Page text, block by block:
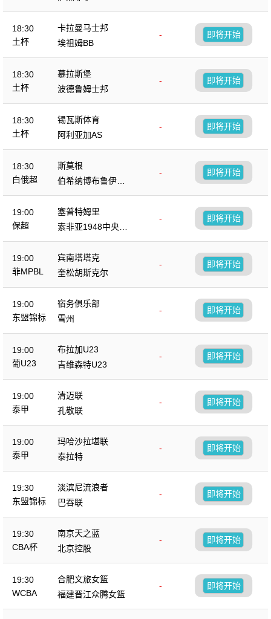
18:30
土杯
卡拉曼马士邦
-
埃祖姆BB
即将开始
18:30
土杯
慕拉斯堡
-
波德鲁姆士邦
即将开始
18:30
土杯
锡瓦斯体育
-
阿利亚加AS
即将开始
18:30
白俄超
斯莫根
-
伯希纳博布鲁伊斯
克
即将开始
19:00
保超
塞普特姆里
-
索非亚1948中央陆
军
即将开始
19:00
菲MPBL
宾南塔塔克
-
奎松胡斯克尔
即将开始
19:00
东盟锦标
宿务俱乐部
-
雪州
即将开始
19:00
葡U23
布拉加U23
-
吉维森特U23
即将开始
19:00
泰甲
清迈联
-
孔敬联
即将开始
19:00
泰甲
玛哈沙拉堪联
-
泰拉特
即将开始
19:30
东盟锦标
淡滨尼流浪者
-
巴吞联
即将开始
19:30
CBA杯
南京天之蓝
-
北京控股
即将开始
19:30
WCBA
合肥文旅女篮
-
福建晋江众腾女篮
即将开始